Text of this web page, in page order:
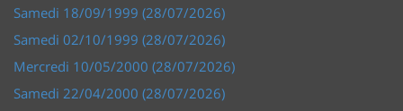
Samedi 18/09/1999 (28/07/2026)
Samedi 02/10/1999 (28/07/2026)
Mercredi 10/05/2000 (28/07/2026)
Samedi 22/04/2000 (28/07/2026)